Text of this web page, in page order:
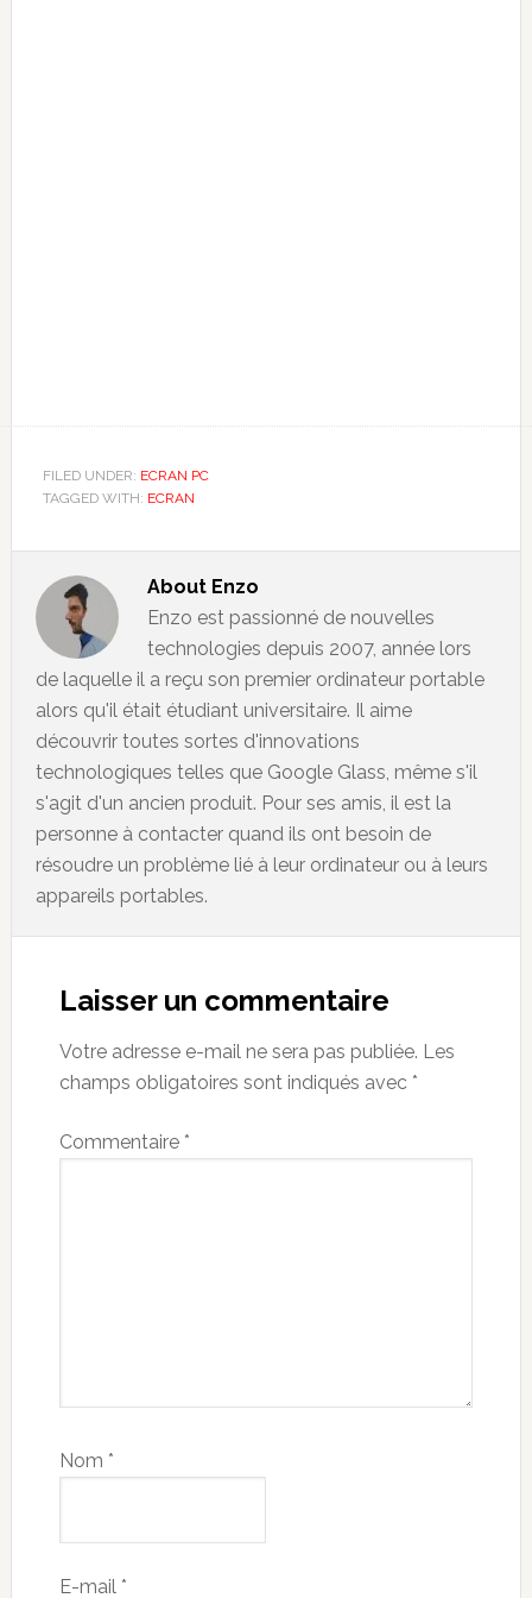
FILED UNDER: ECRAN PC
TAGGED WITH: ECRAN
About Enzo
Enzo est passionné de nouvelles
technologies depuis 2007, année lors
de laquelle il a reçu son premier ordinateur portable
alors qu'il était étudiant universitaire. Il aime
découvrir toutes sortes d'innovations
technologiques telles que Google Glass, même s'il
s'agit d'un ancien produit. Pour ses amis, il est la
personne à contacter quand ils ont besoin de
résoudre un problème lié à leur ordinateur ou à leurs
appareils portables.
Interactions
Laisser un commentaire
Votre adresse e-mail ne sera pas publiée. Les
champs obligatoires sont indiqués avec *
Commentaire *
Nom *
E-mail *